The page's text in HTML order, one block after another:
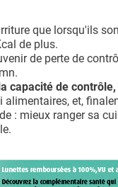
que lorsqu'ils
de plus.
de perte de
capacité de
et,
: mieux ranger sa